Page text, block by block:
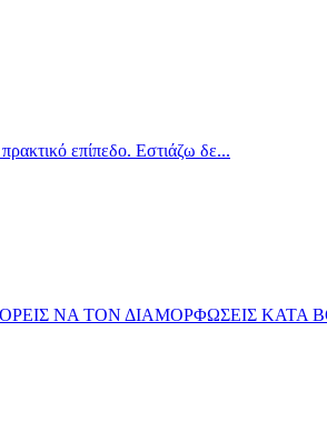
επίπεδο. Εστιάζω δε...
ΝΑ ΤΟΝ ΔΙΑΜΟΡΦΩΣΕΙΣ ΚΑΤΑ